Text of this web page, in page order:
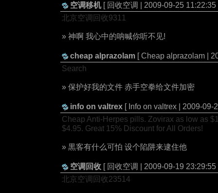
空调移机 [ 回收空调 | 2009-09-25 11:22:35
北京空调回收9311
» 神啊 我心中的呐喊你听不见!
cheap alprazolam [ Cheap alprazolam |
Search
» 保护好我的文件 赤手空拳给文件加密
info on valtrex [ Info on valtrex | 2009-09-
Cheap Anti-Herpes pills. Zovirax as low as
$4.95. Great 15% Discount for All Orders!
» 黒客有什么可怕 设个陷阱来逮住他
空调回收 [ 回收空调 | 2009-09-19 23:29:55
北京空调回收23514